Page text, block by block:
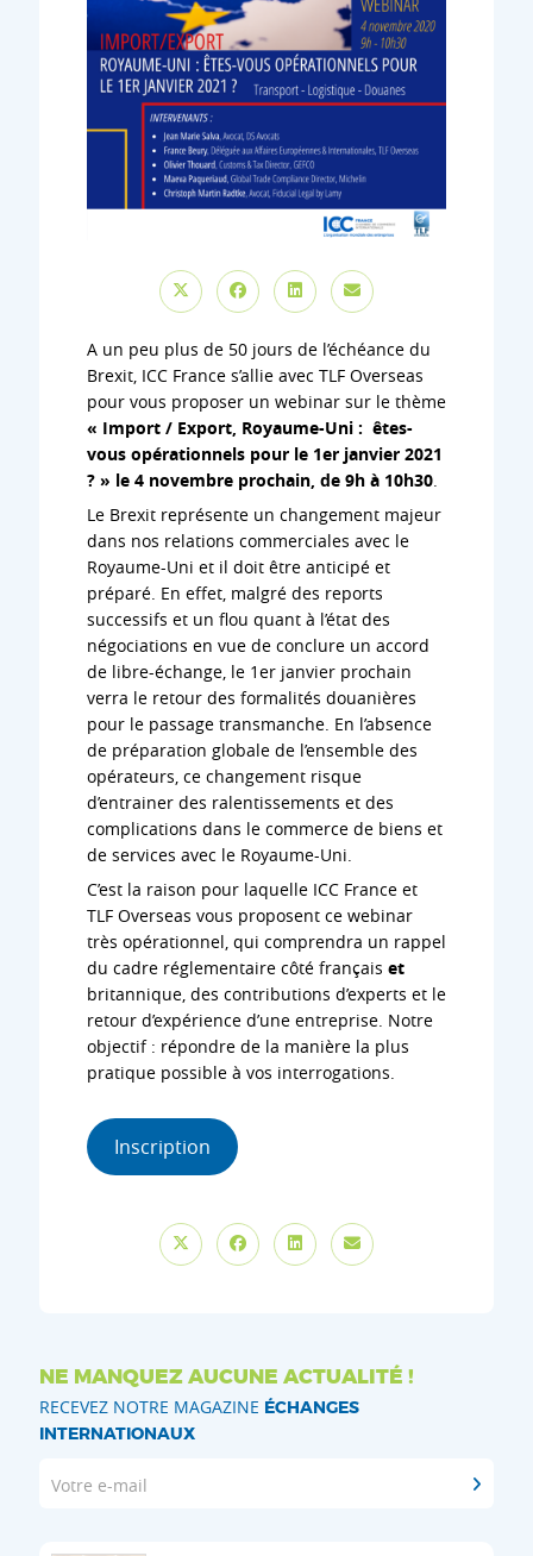
A un peu plus de 50 jours de l’échéance du
Brexit, ICC France s’allie avec TLF Overseas
pour vous proposer un webinar sur le thème
« Import / Export, Royaume-Uni : êtes-
vous opérationnels pour le 1er janvier 2021
? » le 4 novembre prochain, de 9h à 10h30.
Le Brexit représente un changement majeur
dans nos relations commerciales avec le
Royaume-Uni et il doit être anticipé et
préparé. En effet, malgré des reports
successifs et un flou quant à l’état des
négociations en vue de conclure un accord
de libre-échange, le 1er janvier prochain
verra le retour des formalités douanières
pour le passage transmanche. En l’absence
de préparation globale de l’ensemble des
opérateurs, ce changement risque
d’entrainer des ralentissements et des
complications dans le commerce de biens et
de services avec le Royaume-Uni.
C’est la raison pour laquelle ICC France et
TLF Overseas vous proposent ce webinar
très opérationnel, qui comprendra un rappel
du cadre réglementaire côté français et
britannique, des contributions d’experts et le
retour d’expérience d’une entreprise. Notre
objectif : répondre de la manière la plus
pratique possible à vos interrogations.
Inscription
NE MANQUEZ AUCUNE ACTUALITÉ !
RECEVEZ NOTRE MAGAZINE ÉCHANGES
INTERNATIONAUX
Votre e-mail